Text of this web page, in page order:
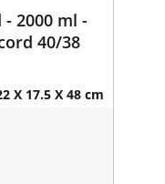
2000 ml -
40/38
X 17.5 X 48 cm